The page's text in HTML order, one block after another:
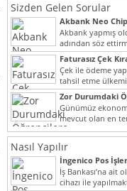
Sizden Gelen Sorular
Akbank Neo
Kullanılır?
Akbank yapmış
adından söz
müşteri
Faturasız Çek
Çek ile ödeme
tahsil etme
bir şekilde...
Zor Durumdaki
Yardımı
Günümüz
mevcut olan en
dahi son derece
Nasıl Yapılır
İngenico Pos
İş Bankası’na ait
cihazı ile